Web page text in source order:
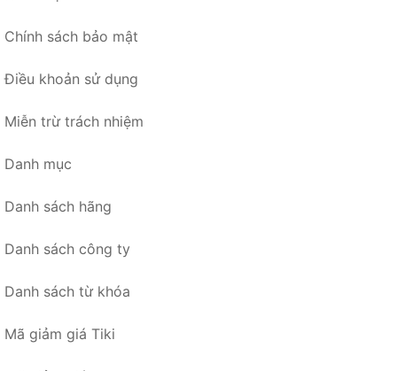
Chính sách bảo mật
Điều khoản sử dụng
Miễn trừ trách nhiệm
Danh mục
Danh sách hãng
Danh sách công ty
Danh sách từ khóa
Mã giảm giá Tiki